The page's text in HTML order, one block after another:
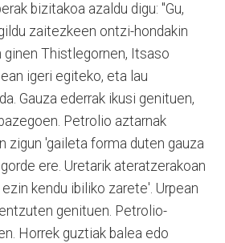
bizitakoa azaldu digu: "Gu,
zaitezkeen ontzi-hondakin
ginen Thistlegornen, Itsaso
igeri egiteko, eta lau
Gauza ederrak ikusi genituen,
Petrolio aztarnak
zigun 'gaileta forma duten gauza
ere. Uretarik ateratzerakoan
kendu ibiliko zarete'. Urpean
genituen. Petrolio-
Horrek guztiak balea edo